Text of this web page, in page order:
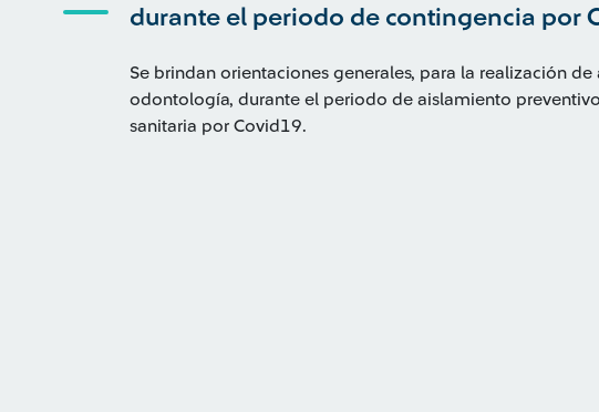
durante el periodo de contingencia por
Se brindan orientaciones generales, para la realización
odontología, durante el periodo de aislamiento
sanitaria por Covid19.